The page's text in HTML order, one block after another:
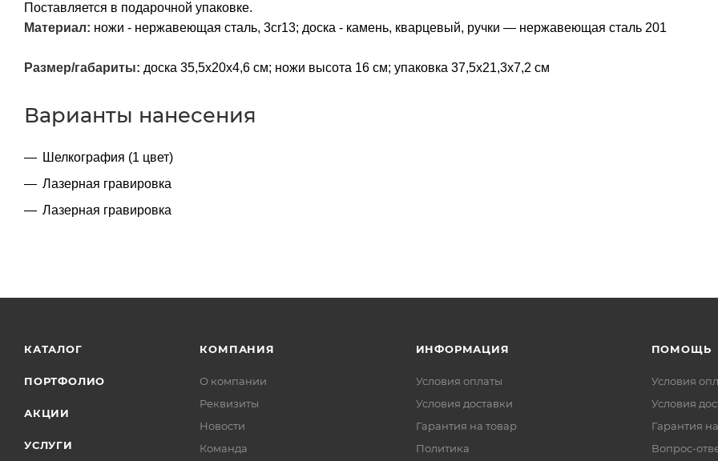
Поставляется в подарочной упаковке.
Материал: ножи - нержавеющая сталь, 3cr13; доска - камень, кварцевый, ручки — нержавеющая сталь 201
Размер/габариты: доска 35,5х20х4,6 см; ножи высота 16 см; упаковка 37,5х21,3х7,2 см
Варианты нанесения
Шелкография (1 цвет)
Лазерная гравировка
Лазерная гравировка
КАТАЛОГ
ПОРТФОЛИО
АКЦИИ
УСЛУГИ
КОМПАНИЯ
О компании
Реквизиты
Новости
Команда
ИНФОРМАЦИЯ
Условия оплаты
Условия доставки
Гарантия на товар
Политика
ПОМОЩЬ
Условия
Условия
Гарантия
Вопрос-